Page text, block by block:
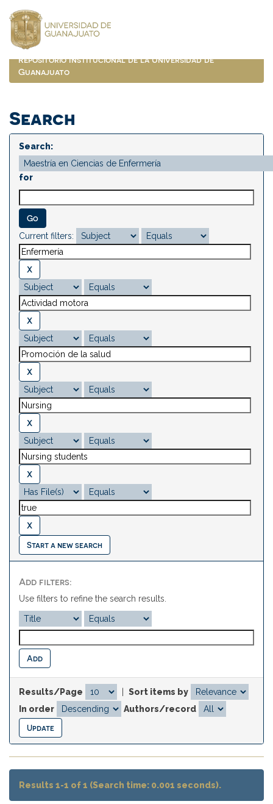
navigation
Repositorio Institucional de la Universidad de
Guanajuato
Search
Search:
for
Current filters:
Start a new search
Add filters:
Use filters to refine the search results.
Results/Page
Sort items by
In order
Authors/record
Results 1-1 of 1 (Search time: 0.001 seconds).